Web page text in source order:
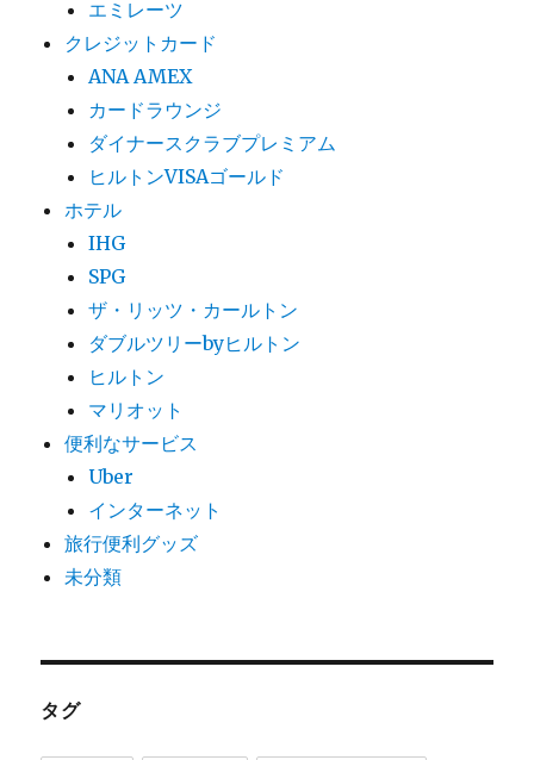
エミレーツ
クレジットカード
ANA AMEX
カードラウンジ
ダイナースクラブプレミアム
ヒルトンVISAゴールド
ホテル
IHG
SPG
ザ・リッツ・カールトン
ダブルツリーbyヒルトン
ヒルトン
マリオット
便利なサービス
Uber
インターネット
旅行便利グッズ
未分類
タグ